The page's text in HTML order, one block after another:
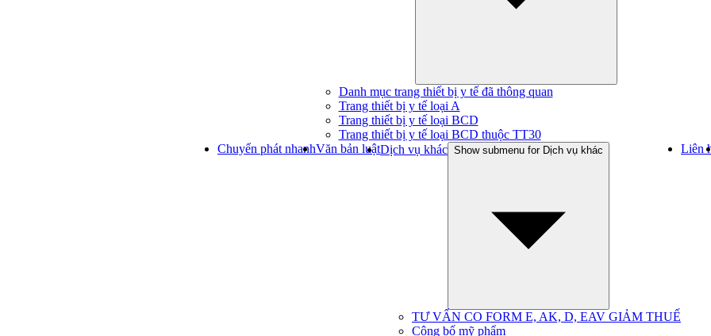
Danh mục trang thiết bị y tế đã thông quan
Trang thiết bị y tế loại A
Trang thiết bị y tế loại BCD
Trang thiết bị y tế loại BCD thuộc TT30
Chuyển phát nhanhVăn bản luậtDịch vụ khác Show submenu for Dịch vụ khác
TƯ VẤN CO FORM E, AK, D, EAV GIẢM THUẾ
Công bố mỹ phẩm
Liên